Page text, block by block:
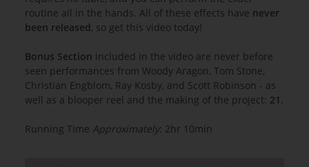
routine all in the hands. All of these effects have never
been released, so get this video today!
Bonus Section included in the video are never before
seen performances from Woody Aragon, Tom Stone,
Christian Engblom, Ray Kosby, and Scott Robinson - as
well as a blooper reel and the making of the project: 21 .
Running Time Approximately: 2hr 10min